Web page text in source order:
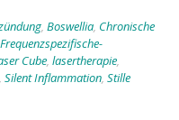
, Boswellia, Chronische
Frequenzspezifische-
Cube, lasertherapie,
, Silent Inflammation, Stille